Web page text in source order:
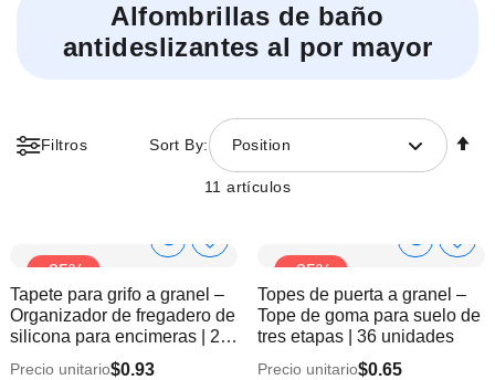
Alfombrillas de baño
antideslizantes al por mayor
11 artículos
Filtros Sort By: Position
-35%
Show
Info
Añadir
la
lista
de
deseos
Tapete para grifo a granel –
Organizador de fregadero de
silicona para encimeras | 24
Precio unitario$0.93
-35%
Show
Info la
lista
Topes de puerta a granel –
Tope de goma para suelo de
tres etapas | 36 unidades
Precio unitario$0.65